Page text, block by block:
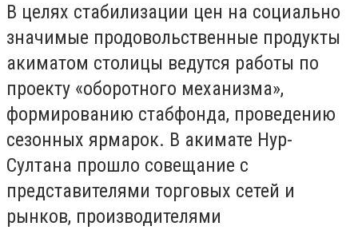
В целях стабилизации цен на социально
значимые продовольственные продукты
акиматом столицы ведутся работы по
проекту «оборотного механизма»,
формированию стабфонда, проведению
сезонных ярмарок. В акимате Нур-
Султана прошло совещание с
представителями торговых сетей и
рынков, производителями